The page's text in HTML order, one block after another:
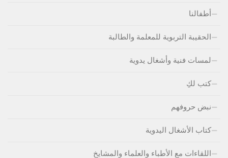
أطفالنا
الحقيبة التربوية للمعلمة والطالبة
لمسات فنية وأشغال يدوية
كتب لكِ
نبض حروفهم
كتاب الأشغال اليدوية
اللقاءات مع الأطباء والعلماء والمشايخ